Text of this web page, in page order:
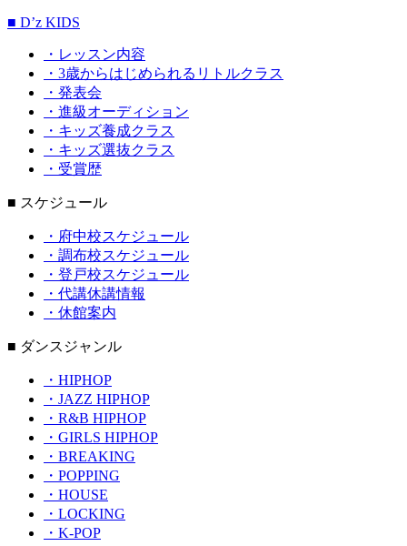
■ D’z KIDS
・レッスン内容
・3歳からはじめられるリトルクラス
・発表会
・進級オーディション
・キッズ養成クラス
・キッズ選抜クラス
・受賞歴
■ スケジュール
・府中校スケジュール
・調布校スケジュール
・登戸校スケジュール
・代講休講情報
・休館案内
■ ダンスジャンル
・HIPHOP
・JAZZ HIPHOP
・R&B HIPHOP
・GIRLS HIPHOP
・BREAKING
・POPPING
・HOUSE
・LOCKING
・K-POP